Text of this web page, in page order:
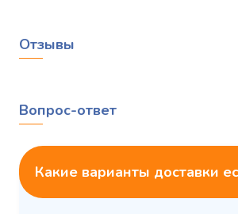
Отзывы
Вопрос-ответ
Какие варианты доставки